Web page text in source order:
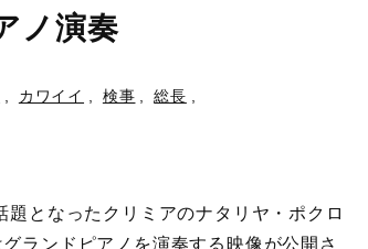
ノ演奏
カワイイ 検事 総長
となったクリミアのナタリヤ・ポクロ
ランドピアノを演奏する映像が公開さ